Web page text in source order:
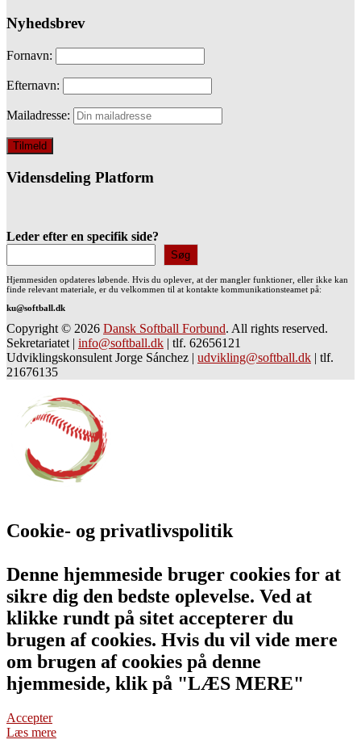
Nyhedsbrev
Fornavn:
Efternavn:
Mailadresse:
Vidensdeling Platform
Leder efter en specifik side?
Søg
Hjemmesiden opdateres løbende. Hvis du oplever, at der mangler funktioner, eller ikke kan
finde relevant materiale, er du velkommen til at kontakte kommunikationsteamet på:
ku@softball.dk
Copyright © 2026 Dansk Softball Forbund. All rights reserved.
Sekretariatet | info@softball.dk | tlf. 62656121
Udviklingskonsulent Jorge Sánchez | udvikling@softball.dk | tlf.
21676135
Cookie- og privatlivspolitik
Denne hjemmeside bruger cookies for at
sikre dig den bedste oplevelse. Ved at
klikke rundt på sitet accepterer du
brugen af cookies. Hvis du vil vide mere
om brugen af cookies på denne
hjemmeside, klik på "LÆS MERE"
Accepter
Læs mere